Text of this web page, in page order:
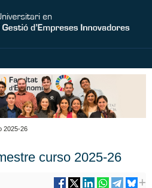
2025-26
curso 2025-26